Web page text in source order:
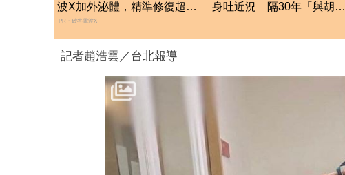
波X加外泌體，精準修復超有
感
PR・矽谷電波X
身吐近況 隔30年「與胡志
記者趙浩雲／台北報導